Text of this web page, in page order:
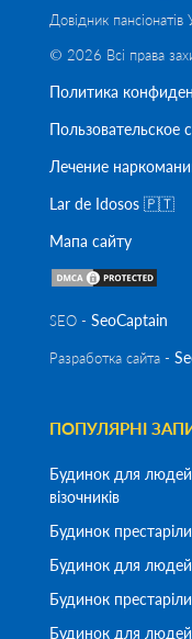
Довідник пансіонатів
© 2026 Всі права
Политика
Пользовательское
Лечение
Lar de Idosos 🇵🇹
Мапа сайту
SEO - SeoСaptain
Разработка сайта -
ПОПУЛЯРНІ
Будинок для людей
візочників
Будинок
Будинок для людей
Будинок
Будинок для людей